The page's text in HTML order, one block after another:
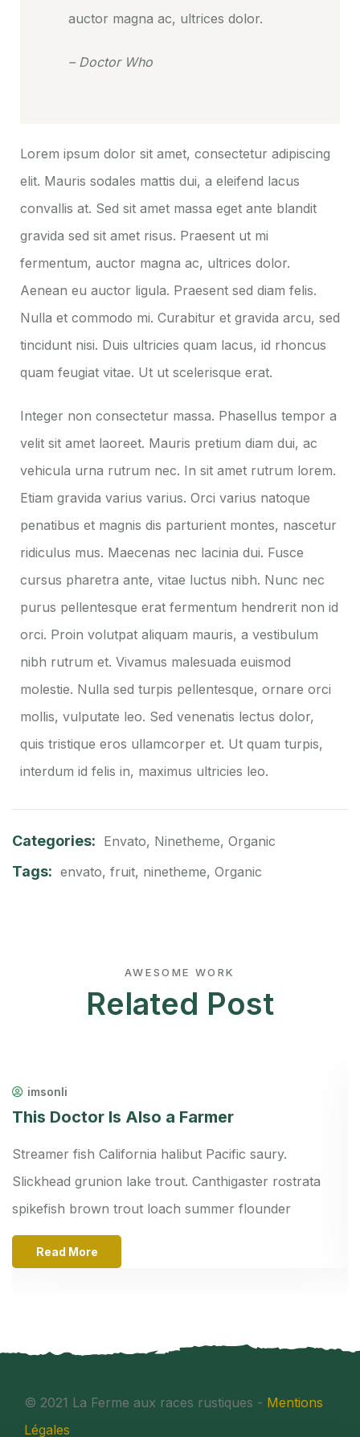
auctor magna ac, ultrices dolor.
– Doctor Who
Lorem ipsum dolor sit amet, consectetur adipiscing
elit. Mauris sodales mattis dui, a eleifend lacus
convallis at. Sed sit amet massa eget ante blandit
gravida sed sit amet risus. Praesent ut mi
fermentum, auctor magna ac, ultrices dolor.
Aenean eu auctor ligula. Praesent sed diam felis.
Nulla et commodo mi. Curabitur et gravida arcu, sed
tincidunt nisi. Duis ultricies quam lacus, id rhoncus
quam feugiat vitae. Ut ut scelerisque erat.
Integer non consectetur massa. Phasellus tempor a
velit sit amet laoreet. Mauris pretium diam dui, ac
vehicula urna rutrum nec. In sit amet rutrum lorem.
Etiam gravida varius varius. Orci varius natoque
penatibus et magnis dis parturient montes, nascetur
ridiculus mus. Maecenas nec lacinia dui. Fusce
cursus pharetra ante, vitae luctus nibh. Nunc nec
purus pellentesque erat fermentum hendrerit non id
orci. Proin volutpat aliquam mauris, a vestibulum
nibh rutrum et. Vivamus malesuada euismod
molestie. Nulla sed turpis pellentesque, ornare orci
mollis, vulputate leo. Sed venenatis lectus dolor,
quis tristique eros ullamcorper et. Ut quam turpis,
interdum id felis in, maximus ultricies leo.
Categories: Envato, Ninetheme, Organic
Tags: envato, fruit, ninetheme, Organic
AWESOME WORK
Related Post
imsonli
This Doctor Is Also a Farmer
Streamer fish California halibut Pacific saury.
Slickhead grunion lake trout. Canthigaster rostrata
spikefish brown trout loach summer flounder
Read More
© 2021 La Ferme aux races rustiques - Mentions
Légales